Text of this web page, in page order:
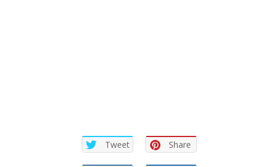
Tweet Share